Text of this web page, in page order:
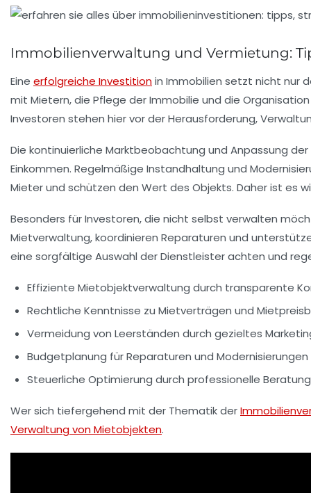
Immobilienverwaltung und Vermietung:
Eine erfolgreiche Investitionin Immobilien setzt nicht nur
mit Mietern, die Pflege der Immobilie und die
Investoren stehen hier vor der Herausforderung,
Die kontinuierliche Marktbeobachtung und Anpassung
Einkommen. Regelmäßige Instandhaltung und
Mieter und schützen den Wert des Objekts. Daher ist es
Besonders für Investoren, die nicht selbst verwalten
Mietverwaltung, koordinieren Reparaturen und
eine sorgfältige Auswahl der Dienstleister achten und
Effiziente Mietobjektverwaltung durch transparente
Rechtliche Kenntnisse zu Mietverträgen und
Vermeidung von Leerständen durch gezieltes
Budgetplanung für Reparaturen und Modernisierungen
Steuerliche Optimierung durch professionelle Beratung
Wer sich tiefergehend mit der Thematik der
Verwaltung von Mietobjekten.